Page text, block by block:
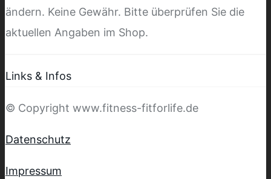
ändern. Keine Gewähr. Bitte überprüfen Sie die
aktuellen Angaben im Shop.
Links & Infos
© Copyright www.fitness-fitforlife.de
Datenschutz
Impressum